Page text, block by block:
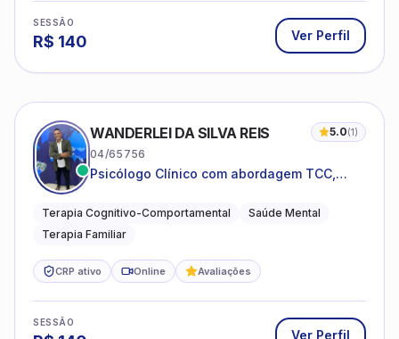
SESSÃO
R$ 140 Ver Perfil
WANDERLEI DA SILVA REIS 5.0(1)
04/65756
Psicólogo Clínico com abordagem TCC,
sistêmica
Terapia Cognitivo-Comportamental
Saúde Mental
Terapia Familiar
CRP ativo Online Avaliações
SESSÃO
Ver Perfil